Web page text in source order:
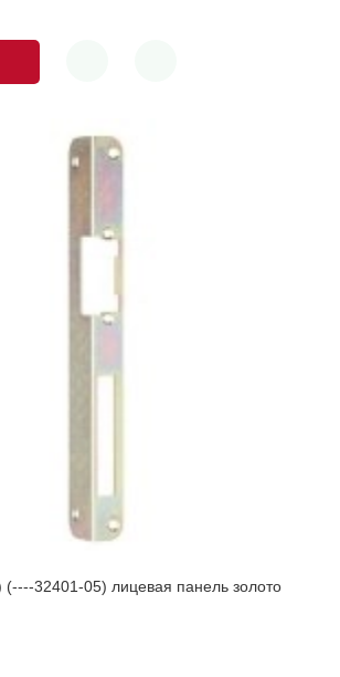
(----32401-05) лицевая панель золото